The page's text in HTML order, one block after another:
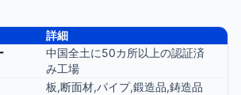
詳細
中国全土に50カ所以上の認証済
み工場
板,断面材,パイプ,鍛造品,鋳造品